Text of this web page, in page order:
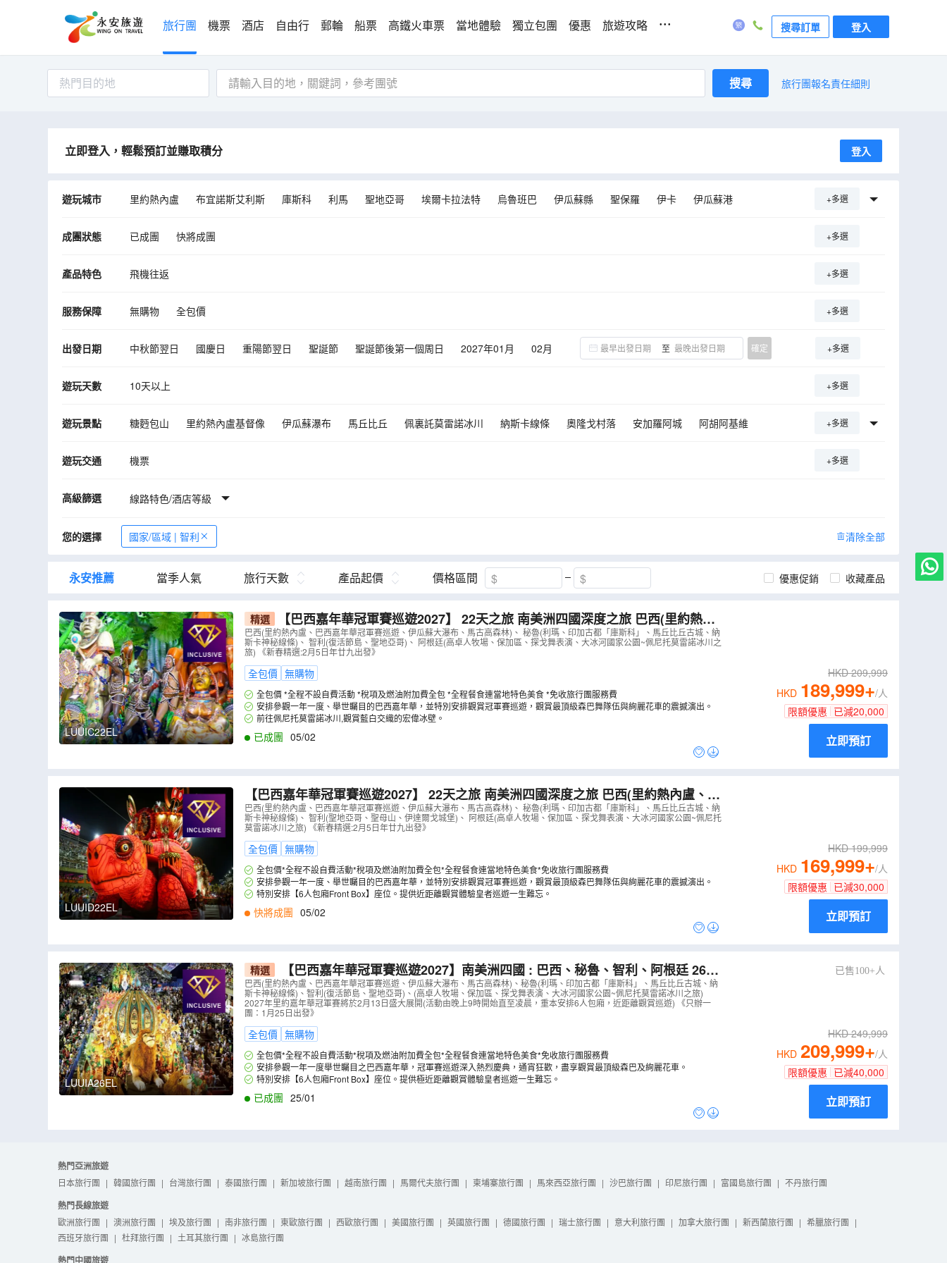
旅行團 機票 酒店 自由行 郵輪 船票 高鐵火車票 當地體驗 獨立包團 優惠 旅遊攻略 ... 搜尋訂單 登入
熱門目的地 搜尋 旅行團報名責任細則
立即登入，輕鬆預訂並賺取積分 登入
遊玩城市 里約熱內盧 布宜諾斯艾利斯 庫斯科 利馬 聖地亞哥 埃爾卡拉法特 烏魯班巴 伊瓜蘇縣 聖保羅 伊卡
伊瓜蘇港
+多選
成團狀態 已成團 快將成團 +多選
產品特色 飛機往返 +多選
服務保障 無購物 全包價 +多選
出發日期 中秋節翌日 國慶日 重陽節翌日 聖誕節 聖誕節後第一個周日 2027年01月 02月 至 確定 +多選
遊玩天數 10天以上 +多選
遊玩景點 糖麪包山 里約熱內盧基督像 伊瓜蘇瀑布 馬丘比丘 佩裏託莫雷諾冰川 納斯卡線條 奧隆戈村落 安加羅阿城
阿胡阿基維
「森巴狂熱、舞動全城」巴西嘉年華
+多選
遊玩交通 機票 +多選
高級篩選 線路特色/酒店等級
您的選擇 國家/區域 | 智利 清除全部
永安推薦 當季人氣 旅行天數 產品起價 價格區間 優惠促銷 收藏產品
LUUIC22EL
精選 【巴西嘉年華冠軍賽巡遊2027】 22天之旅 南美洲四國深度之旅 巴西(里約熱內
盧、巴西嘉年華冠軍賽巡遊)、秘魯(印加古都「庫斯科」、馬丘比丘古城)、智利(復活
節島)、阿根廷(高卓人牧場)【全包價】（LUUIC22EL）
巴西(里約熱內盧、巴西嘉年華冠軍賽巡遊、伊瓜蘇大瀑布、馬古高森林)、 秘魯(利瑪、印加古都「庫斯科」、馬丘比丘古城、納
斯卡神秘線條)、 智利(復活節島、聖地亞哥)、 阿根廷(高卓人牧場、保加區、探戈舞表演、大冰河國家公園~佩尼托莫雷諾冰川之
旅) 《新春精選:2月5日年廿九出發》
全包價 無購物
全包價 *全程不設自費活動 *稅項及燃油附加費全包 *全程餐食連當地特色美食 *免收旅行團服務費
安排參觀一年一度、舉世矚目的巴西嘉年華，並特別安排觀賞冠軍賽巡遊，觀賞最頂級森巴舞隊伍與絢麗花車的震撼演出。
前往佩尼托莫雷諾冰川,觀賞藍白交織的宏偉冰壁。
已成團 05/02
HKD209,999
HKD 189,999+/人
限額優惠 已減20,000
立即預訂
LUUID22EL
【巴西嘉年華冠軍賽巡遊2027】 22天之旅 南美洲四國深度之旅 巴西(里約熱內盧、巴
西嘉年華冠軍賽巡遊)、秘魯(印加古都「庫斯科」、馬丘比丘古城)、智利(聖地亞
哥)、阿根廷(高卓人牧場)【全包價】（LUUID22EL）
巴西(里約熱內盧、巴西嘉年華冠軍賽巡遊、伊瓜蘇大瀑布、馬古高森林)、 秘魯(利瑪、印加古都「庫斯科」、馬丘比丘古城、納
斯卡神秘線條)、 智利(聖地亞哥、聖母山、伊達爾戈城堡)、 阿根廷(高卓人牧場、保加區、探戈舞表演、大冰河國家公園~佩尼托
莫雷諾冰川之旅) 《新春精選:2月5日年廿九出發》
全包價 無購物
全包價*全程不設自費活動*稅項及燃油附加費全包*全程餐食連當地特色美食*免收旅行團服務費
安排參觀一年一度、舉世矚目的巴西嘉年華，並特別安排觀賞冠軍賽巡遊，觀賞最頂級森巴舞隊伍與絢麗花車的震撼演出。
特別安排【6人包廂Front Box】座位。提供近距離觀賞體驗皇者巡遊一生難忘。
快將成團 05/02
HKD199,999
HKD 169,999+/人
限額優惠 已減30,000
立即預訂
LUUIA26EL
精選 【巴西嘉年華冠軍賽巡遊2027】南美洲四國 : 巴西、秘魯、智利、阿根廷 26天
之旅 【全包價】（LUUIA26EL）
巴西(里約熱內盧、巴西嘉年華冠軍賽巡遊、伊瓜蘇大瀑布、馬古高森林)、秘魯(利瑪、印加古都「庫斯科」、馬丘比丘古城、納
斯卡神秘線條)、智利(復活節島、聖地亞哥)、(高卓人牧場、保加區、探戈舞表演、大冰河國家公園~佩尼托莫雷諾冰川之旅)
2027年里約嘉年華冠軍賽將於2月13日盛大展開(活動由晚上9時開始直至凌晨，重本安排6人包廂，近距離觀賞巡遊) 《只辦一
團：1月25日出發》
全包價 無購物
全包價*全程不設自費活動*稅項及燃油附加費全包*全程餐食連當地特色美食*免收旅行團服務費
安排參觀一年一度舉世矚目之巴西嘉年華，冠軍賽巡遊深入熱烈慶典，通宵狂歡，盡享觀賞最頂級森巴及絢麗花車。
特別安排【6人包廂Front Box】座位。提供極近距離觀賞體驗皇者巡遊一生難忘。
已成團 25/01
已售100+人
HKD249,999
HKD 209,999+/人
限額優惠 已減40,000
立即預訂
熱門亞洲旅遊
日本旅行團 | 韓國旅行團 | 台灣旅行團 | 泰國旅行團 | 新加坡旅行團 | 越南旅行團 | 馬爾代夫旅行團 | 柬埔寨旅行團 | 馬來西亞旅行團 | 沙巴旅行團 | 印尼旅行團 | 富國島旅行團 | 不丹旅行團
熱門長線旅遊
歐洲旅行團 | 澳洲旅行團 | 埃及旅行團 | 南非旅行團 | 東歐旅行團 | 西歐旅行團 | 美國旅行團 | 英國旅行團 | 德國旅行團 | 瑞士旅行團 | 意大利旅行團 | 加拿大旅行團 | 新西蘭旅行團 | 希臘旅行團 |
西班牙旅行團 | 杜拜旅行團 | 土耳其旅行團 | 冰島旅行團
熱門中國旅遊